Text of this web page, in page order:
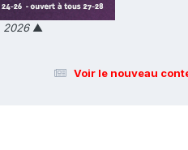
2026▲
Voir le nouveau